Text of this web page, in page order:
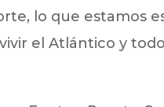
lo que estamos
el Atlántico y